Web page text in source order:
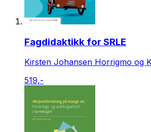
Fagdidaktikk for SRLE
Kirsten Johansen Horrigmo og
519,-